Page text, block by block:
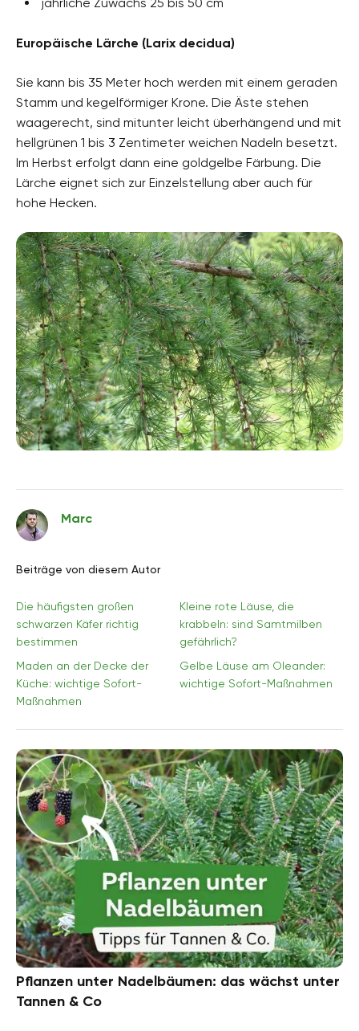
jährliche Zuwachs 25 bis 50 cm
Europäische Lärche (Larix decidua)
Sie kann bis 35 Meter hoch werden mit einem geraden
Stamm und kegelförmiger Krone. Die Äste stehen
waagerecht, sind mitunter leicht überhängend und mit
hellgrünen 1 bis 3 Zentimeter weichen Nadeln besetzt.
Im Herbst erfolgt dann eine goldgelbe Färbung. Die
Lärche eignet sich zur Einzelstellung aber auch für
hohe Hecken.
Marc
Beiträge von diesem Autor
Die häufigsten großen
schwarzen Käfer richtig
bestimmen
Kleine rote Läuse, die
krabbeln: sind Samtmilben
gefährlich?
Maden an der Decke der
Küche: wichtige Sofort-
Maßnahmen
Gelbe Läuse am Oleander:
wichtige Sofort-Maßnahmen
Pflanzen unter Nadelbäumen: das wächst unter
Tannen & Co